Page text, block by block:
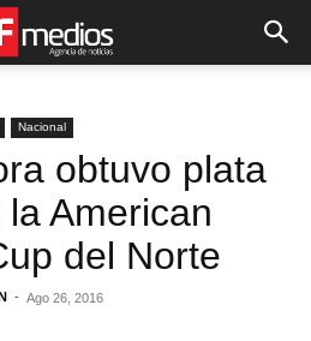
Nacional
obtuvo plata
American
del Norte
- Ago 26, 2016